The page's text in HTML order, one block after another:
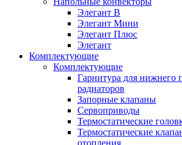
Элегант В
Элегант Мини
Элегант Плюс
Элегант
Комплектующие
Комплектующие
Гарнитура для нижнего
радиаторов
Запорные клапаны
Сервоприводы
Термостатические
Термостатические
отопления